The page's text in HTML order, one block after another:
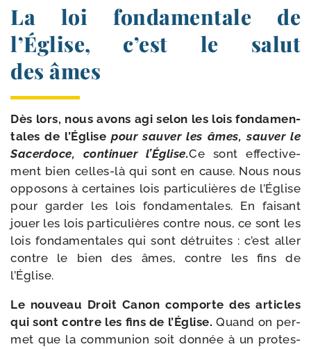
La loi fondamentale de
l’Église, c’est le salut
des âmes
Dès lors, nous avons agi selon les lois fon­da­men­
tales de l’Églisepour sau­ver les âmes, sau­ver le
Sacerdoce, conti­nuer l’Église.Ce sont effec­ti­ve­
ment bien celles-​là qui sont en cause. Nous nous
oppo­sons à cer­taines lois par­ti­cu­lières de l’Église
pour gar­der les lois fon­da­men­tales. En fai­sant
jouer les lois par­ti­cu­lières contre nous, ce sont les
lois fon­da­men­tales qui sont détruites : c’est aller
contre le bien des âmes, contre les fins de
l’Église.
Le nou­veau Droit Canon com­porte des articles
qui sont contre les fins de l’Église.Quand on per­
met que la com­mu­nion soit don­née à un pro­tes­